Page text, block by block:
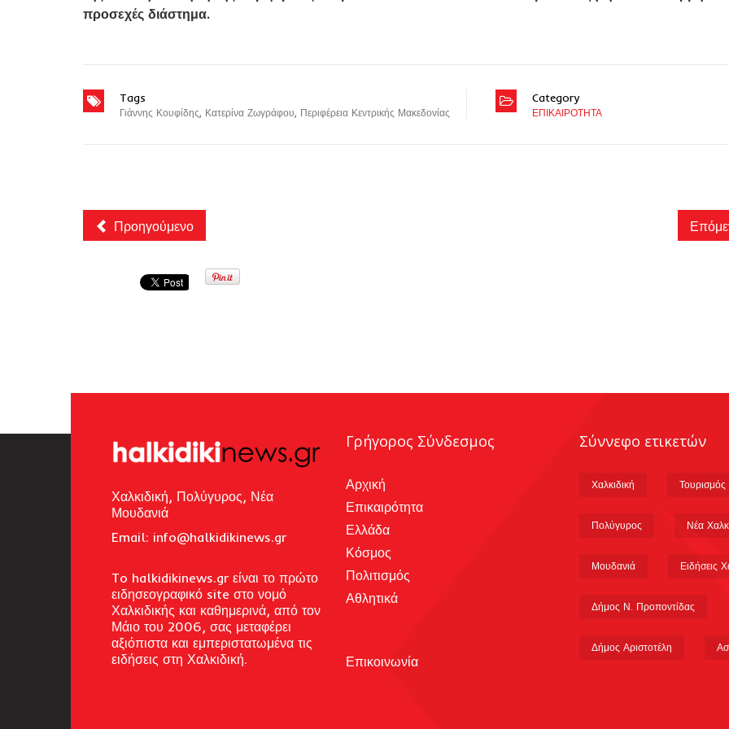
προσεχές διάστημα.
Tags
Γιάννης Κουφίδης, Κατερίνα Ζωγράφου, Περιφέρεια Κεντρικής Μακεδονίας
Category
ΕΠΙΚΑΙΡΟΤΗΤΑ
Προηγούμενο
Χαλκιδική, Πολύγυρος, Νέα
Μουδανιά
Email: info@halkidikinews.gr
To halkidikinews.gr είναι το πρώτο
ειδησεογραφικό site στο νομό
Χαλκιδικής και καθημερινά, από τον
Μάιο του 2006, σας μεταφέρει
αξιόπιστα και εμπεριστατωμένα τις
ειδήσεις στη Χαλκιδική.
Γρήγορος Σύνδεσμος
Αρχική
Επικαιρότητα
Ελλάδα
Κόσμος
Πολιτισμός
Αθλητικά
Επικοινωνία
Σύννεφο ετικετών
Χαλκιδική Τουρισμός
Πολύγυρος Νέα
Μουδανιά Ειδήσεις
Δήμος Ν. Προποντίδας
Δήμος Αριστοτέλη